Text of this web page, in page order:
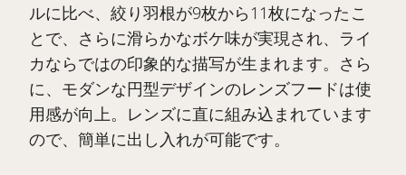
ルに比べ、絞り羽根が9枚から11枚になったこ
とで、さらに滑らかなボケ味が実現され、ライ
カならではの印象的な描写が生まれます。さら
に、モダンな円型デザインのレンズフードは使
用感が向上。レンズに直に組み込まれています
ので、簡単に出し入れが可能です。